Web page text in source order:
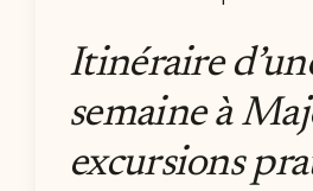
Itinéraire
semaine à
excursions